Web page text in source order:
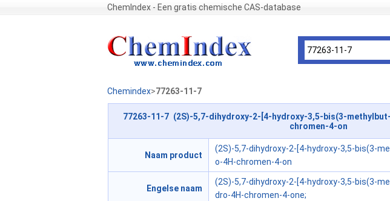
ChemIndex - Een gratis chemische CAS-database
Chemindex>77263-11-7
77263-11-7 (2S)-5,7-dihydroxy-2-[4-hydroxy-3,5-bis(3-
chromen-4-on
Naam product
(2S)-5,7-dihydroxy-2-[4-hydroxy-3,5-bis(3-
o-4H-chromen-4-on
Engelse naam
(2S)-5,7-dihydroxy-2-[4-hydroxy-3,5-bis(3-
dro-4H-chromen-4-one;